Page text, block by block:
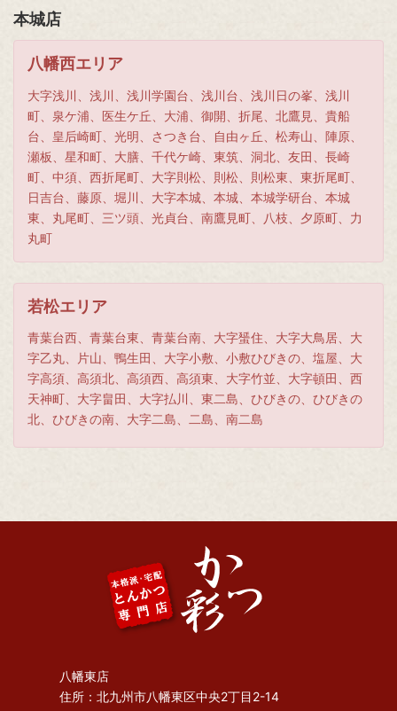
本城店
八幡西エリア
大字浅川、浅川、浅川学園台、浅川台、浅川日の峯、浅川
町、泉ケ浦、医生ケ丘、大浦、御開、折尾、北鷹見、貴船
台、皇后崎町、光明、さつき台、自由ヶ丘、松寿山、陣原、
瀬板、星和町、大膳、千代ケ崎、東筑、洞北、友田、長崎
町、中須、西折尾町、大字則松、則松、則松東、東折尾町、
日吉台、藤原、堀川、大字本城、本城、本城学研台、本城
東、丸尾町、三ツ頭、光貞台、南鷹見町、八枝、夕原町、力
丸町
若松エリア
青葉台西、青葉台東、青葉台南、大字蜑住、大字大鳥居、大
字乙丸、片山、鴨生田、大字小敷、小敷ひびきの、塩屋、大
字高須、高須北、高須西、高須東、大字竹並、大字頓田、西
天神町、大字畠田、大字払川、東二島、ひびきの、ひびきの
北、ひびきの南、大字二島、二島、南二島
八幡東店
住所：北九州市八幡東区中央2丁目2-14